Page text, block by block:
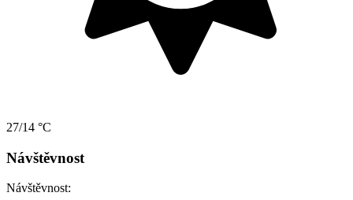
27/14 °C
Návštěvnost
Návštěvnost: